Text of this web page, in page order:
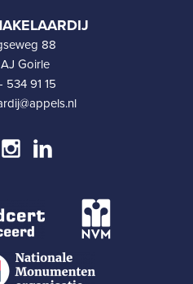
88
Goirle
534 91 15